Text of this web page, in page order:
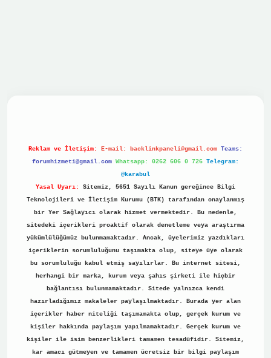
Reklam ve İletişim: E-mail: backlinkpaneli@gmail.com Teams:
forumhizmeti@gmail.com Whatsapp: 0262 606 0 726 Telegram:
@karabul
Yasal Uyarı:
Sitemiz, 5651 Sayılı Kanun gereğince Bilgi
Teknolojileri ve İletişim Kurumu (BTK) tarafından onaylanmış
bir Yer Sağlayıcı olarak hizmet vermektedir. Bu nedenle,
sitedeki içerikleri proaktif olarak denetleme veya araştırma
yükümlülüğümüz bulunmamaktadır. Ancak, üyelerimiz yazdıkları
içeriklerin sorumluluğunu taşımakta olup, siteye üye olarak
bu sorumluluğu kabul etmiş sayılırlar. Bu internet sitesi,
herhangi bir marka, kurum veya şahıs şirketi ile hiçbir
bağlantısı bulunmamaktadır. Sitede yalnızca kendi
hazırladığımız makaleler paylaşılmaktadır. Burada yer alan
içerikler haber niteliği taşımamakta olup, gerçek kurum ve
kişiler hakkında paylaşım yapılmamaktadır. Gerçek kurum ve
kişiler ile isim benzerlikleri tamamen tesadüfidir. Sitemiz,
kar amacı gütmeyen ve tamamen ücretsiz bir bilgi paylaşım